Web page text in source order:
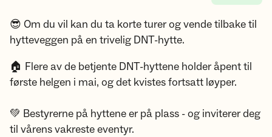
😎 Om du vil kan du ta korte turer og vende tilbake til
hytteveggen på en trivelig DNT-hytte.
🏠 Flere av de betjente DNT-hyttene holder åpent til
første helgen i mai, og det kvistes fortsatt løyper.
💚 Bestyrerne på hyttene er på plass - og inviterer deg
til vårens vakreste eventyr.